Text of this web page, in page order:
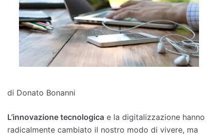
di Donato Bonanni
L’innovazione tecnologica e la digitalizzazione hanno
radicalmente cambiato il nostro modo di vivere, ma